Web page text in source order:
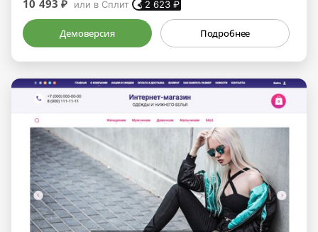
10 493 ₽ или в Сплит 2 623₽
Демоверсия Подробнее